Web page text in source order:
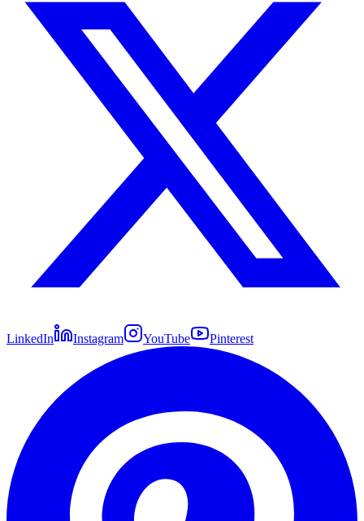
LinkedIn Instagram YouTube Pinterest